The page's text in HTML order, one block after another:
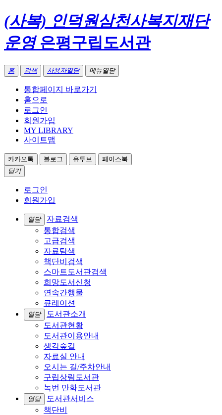
(사복) 인덕원삼천사복지재단
운영은평구립도서관
홈 검색 사용자열닫 메뉴열닫
통합페이지 바로가기
홈으로
로그인
회원가입
MY LIBRARY
사이트맵
카카오톡 블로그 유투브
페이스북
닫기
로그인
회원가입
열닫
자료검색
통합검색
고급검색
자료탐색
책단비검색
스마트도서관검색
희망도서신청
연속간행물
큐레이션
열닫
도서관소개
도서관현황
도서관이용안내
생각숲길
자료실 안내
오시는 길/주차안내
구립상림도서관
녹번 만화도서관
열닫
도서관서비스
책단비